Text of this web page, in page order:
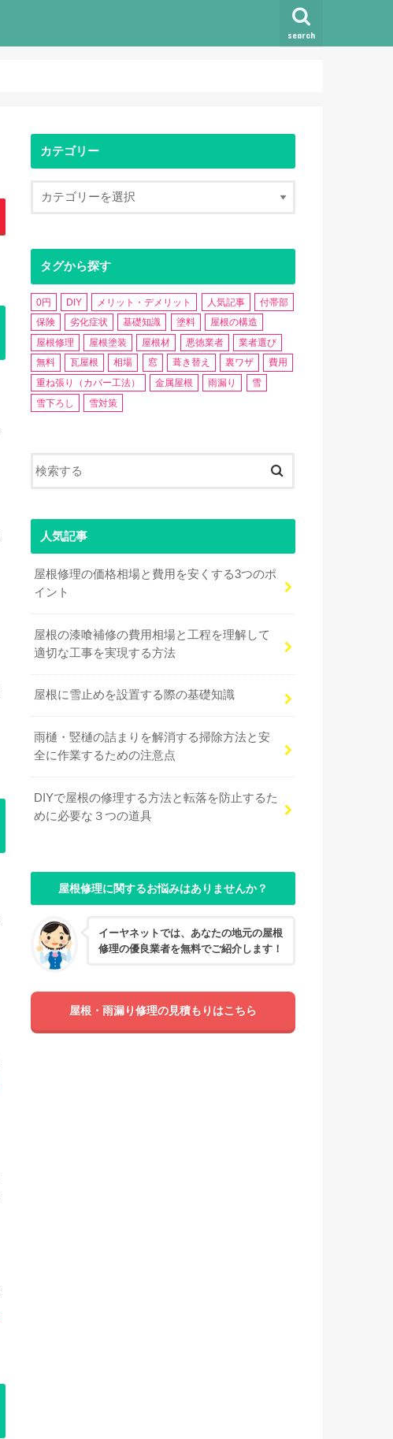
search
カテゴリー
タグから探す
0円 DIY メリット・デメリット 人気記事
付帯部
保険
劣化症状 基礎知識 塗料
屋根の構造
屋根修理
屋根塗装 屋根材 悪徳業者
業者選び
無料
瓦屋根 相場 窓 葺き替え 裏ワザ
費用
重ね張り（カバー工法）
金属屋根 雨漏り
雪
雪下ろし
雪対策
人気記事
屋根修理の価格相場と費用を安くする3つのポ
イント
屋根の漆喰補修の費用相場と工程を理解して
適切な工事を実現する方法
屋根に雪止めを設置する際の基礎知識
雨樋・竪樋の詰まりを解消する掃除方法と安
全に作業するための注意点
DIYで屋根の修理する方法と転落を防止するた
めに必要な３つの道具
屋根修理に関するお悩みはありませんか？
イーヤネットでは、あなたの地元の屋根
修理の優良業者を無料でご紹介します！
屋根・雨漏り修理の見積もりはこちら